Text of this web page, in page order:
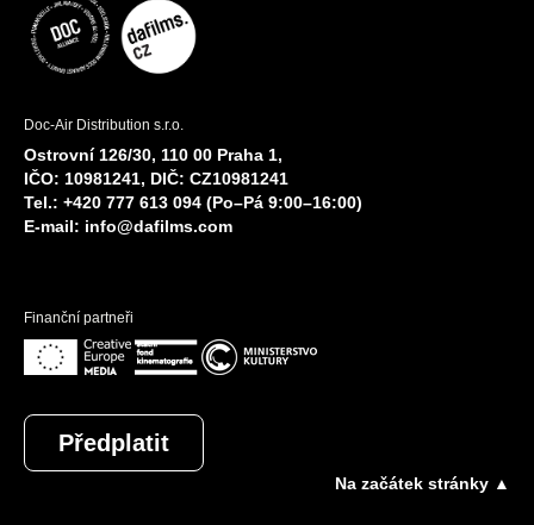
Doc-Air Distribution s.r.o.
Ostrovní 126/30, 110 00 Praha 1,
IČO: 10981241, DIČ: CZ10981241
Tel.: +420 777 613 094 (Po–Pá 9:00–16:00)
E-mail: info@dafilms.com
Finanční partneři
Předplatit
Na začátek stránky ▲